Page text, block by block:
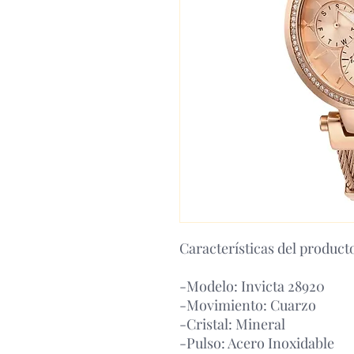
Características del
-Modelo: Invicta 28920
-Movimiento: Cuarzo
-Cristal: Mineral
-Pulso: Acero Inoxidable